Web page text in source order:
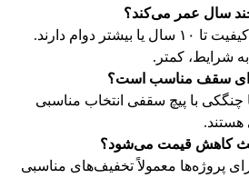
سال عمر می‌کند؟
بست‌های فلزی باکیفیت تا ۱۰ سال یا بیشتر دوام دارند.
شرایط، کمتر.
سقف مناسب است؟
چنگکی با پیچ سقفی انتخاب مناسبی
کاهش قیمت می‌شود؟
پروژه‌ها معمولاً تخفیف‌های مناسبی